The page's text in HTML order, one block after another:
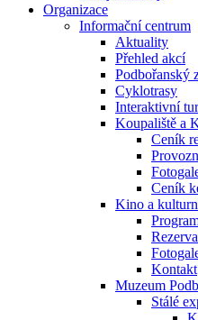
Organizace
Informační centrum
Aktuality
Přehled akcí
Podbořanský
Cyklotrasy
Interaktivní
Koupaliště a
Ceník
Ceník
Kino a
Kontakt
Muzeum
Stálé